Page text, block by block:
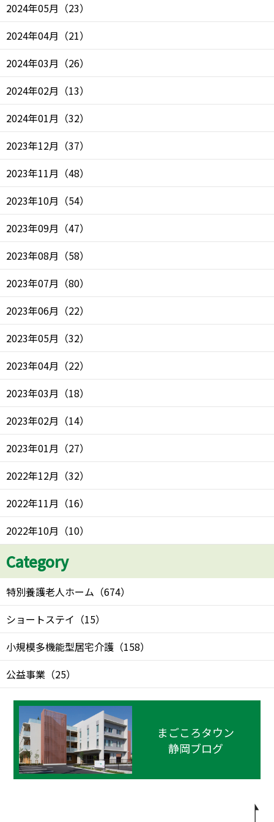
2024年05月 （23）
2024年04月 （21）
2024年03月 （26）
2024年02月 （13）
2024年01月 （32）
2023年12月 （37）
2023年11月 （48）
2023年10月 （54）
2023年09月 （47）
2023年08月 （58）
2023年07月 （80）
2023年06月 （22）
2023年05月 （32）
2023年04月 （22）
2023年03月 （18）
2023年02月 （14）
2023年01月 （27）
2022年12月 （32）
2022年11月 （16）
2022年10月 （10）
Category
特別養護老人ホーム （674）
ショートステイ （15）
小規模多機能型居宅介護 （158）
公益事業 （25）
まごころタウン
静岡ブログ